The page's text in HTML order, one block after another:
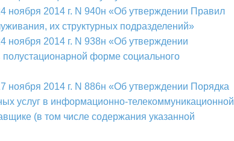
ноября 2014 г. N 940н «Об утверждении Правил
их структурных подразделений»
ноября 2014 г. N 938н «Об утверждении
форме социального
ноября 2014 г. N 886н «Об утверждении Порядка
услуг в информационно-телекоммуникационной
(в том числе содержания указанной